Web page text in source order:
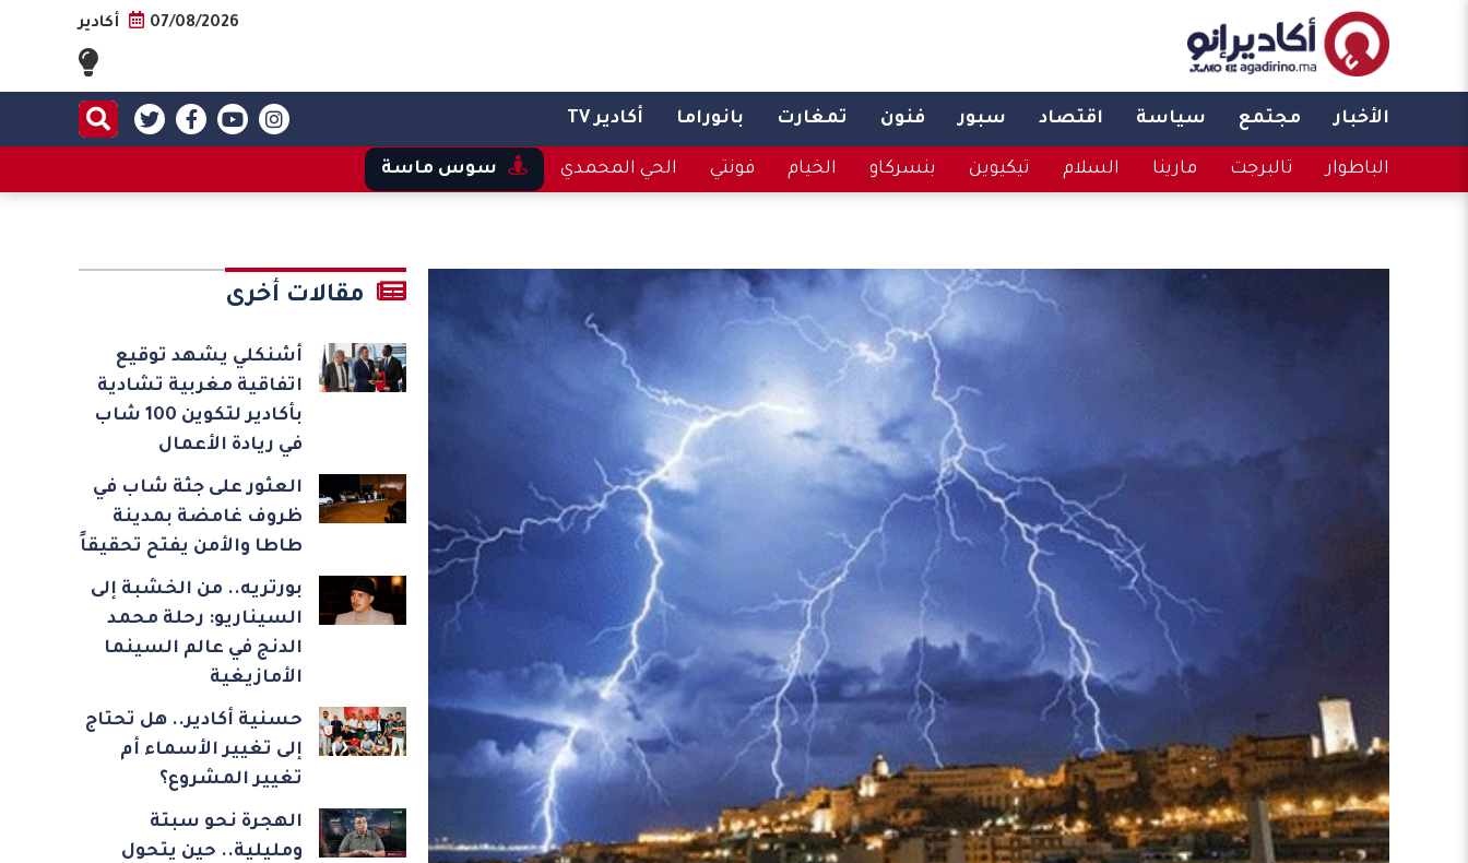
07/08/2026 أكادير
الأخبار مجتمع سياسة اقتصاد سبور فنون تمغارت بانوراما أكادير TV
الباطوار تالبرجت مارينا السلام تيكيوين بنسركاو الخيام فونتي الحي المحمدي سوس ماسة
مقالات أخرى
أشنكلي يشهد توقيع
اتفاقية مغربية تشادية
بأكادير لتكوين 100 شاب
في ريادة الأعمال
العثور على جثة شاب في
ظروف غامضة بمدينة
طاطا والأمن يفتح تحقيقاً
بورتريه.. من الخشبة إلى
السيناريو: رحلة محمد
الدنج في عالم السينما
الأمازيغية
حسنية أكادير.. هل تحتاج
إلى تغيير الأسماء أم
تغيير المشروع؟
الهجرة نحو سبتة
ومليلية.. حين يتحول